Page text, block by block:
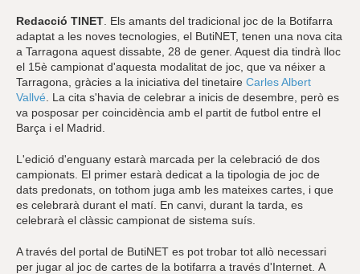
Redacció TINET . Els amants del tradicional joc de la Botifarra
adaptat a les noves tecnologies, el ButiNET, tenen una nova cita
a Tarragona aquest dissabte, 28 de gener. Aquest dia tindrà lloc
el 15è campionat d'aquesta modalitat de joc, que va néixer a
Tarragona, gràcies a la iniciativa del tinetaire Carles Albert
Vallvé . La cita s'havia de celebrar a inicis de desembre, però es
va posposar per coincidència amb el partit de futbol entre el
Barça i el Madrid.
L'edició d'enguany estarà marcada per la celebració de dos
campionats. El primer estarà dedicat a la tipologia de joc de
dats predonats, on tothom juga amb les mateixes cartes, i que
es celebrarà durant el matí. En canvi, durant la tarda, es
celebrarà el clàssic campionat de sistema suís.
A través del portal de ButiNET es pot trobar tot allò necessari
per jugar al joc de cartes de la botifarra a través d'Internet. A